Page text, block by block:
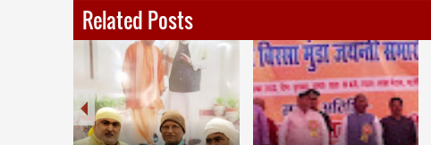
Related Posts